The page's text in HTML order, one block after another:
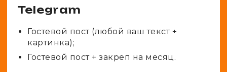
Telegram
Гостевой пост (любой ваш текст +
картинка);
Гостевой пост + закреп на месяц.